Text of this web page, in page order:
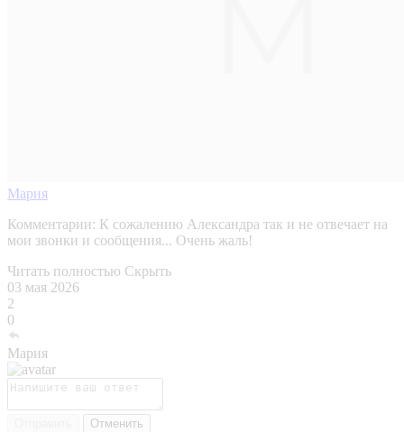
Мария
Комментарии: К сожалению Александра так и не отвечает на
мои звонки и сообщения... Очень жаль!
Читать полностью Скрыть
03 мая 2026
2
0
Мария
Отменить